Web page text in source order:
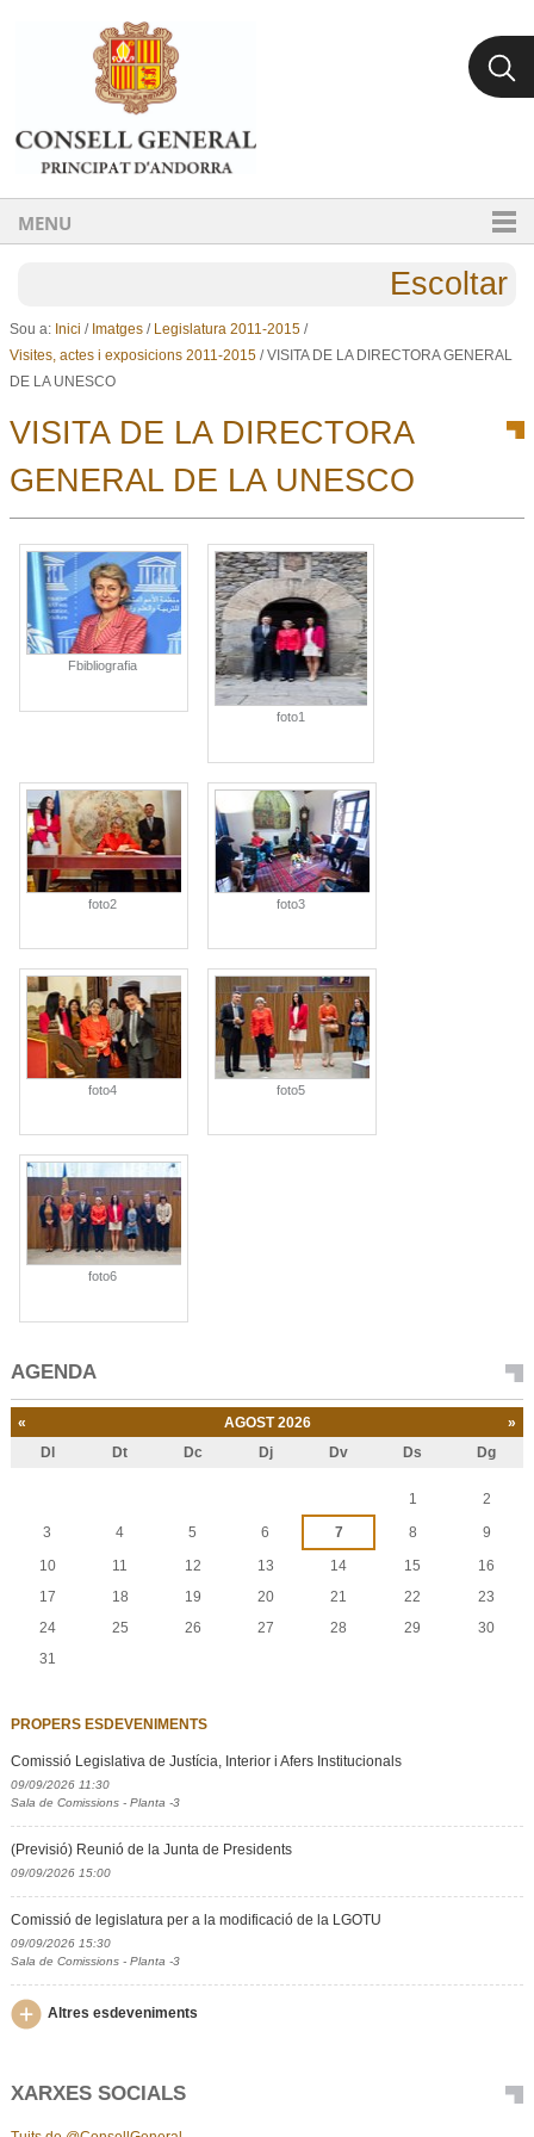
Ves al contingut.
Salta a la navegació
MENU
Escoltar
Sou a: Inici / Imatges / Legislatura 2011-2015 /
Visites, actes i exposicions 2011-2015 /VISITA DE LA DIRECTORA GENERAL
DE LA UNESCO
VISITA DE LA DIRECTORA
GENERAL DE LA UNESCO
Fbibliografia
foto1
foto2 foto3
foto4 foto5
foto6
AGENDA
« AGOST 2026 »
Dl Dt Dc Dj Dv Ds Dg
1
2
3
4 5 6 7 8
9
10
11 12 13 14 15
16
17
18 19 20 21 22
23
24
25 26 27 28 29
30
31
PROPERS ESDEVENIMENTS
Comissió Legislativa de Justícia, Interior i Afers Institucionals
09/09/2026 11:30
Sala de Comissions - Planta -3
(Previsió) Reunió de la Junta de Presidents
09/09/2026 15:00
Comissió de legislatura per a la modificació de la LGOTU
09/09/2026 15:30
Sala de Comissions - Planta -3
Altres esdeveniments
XARXES SOCIALS